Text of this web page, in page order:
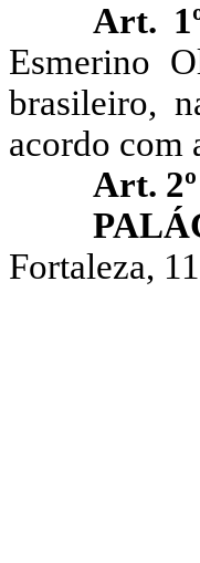
Art.
Esmerino
brasileiro,
acordo com
Art. 2º
Fortaleza,